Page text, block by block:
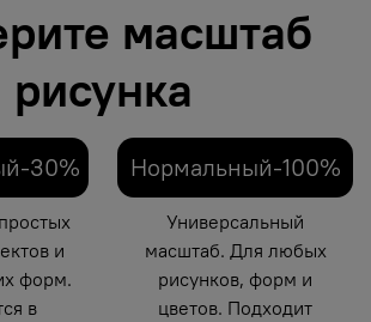
масштаб
рисунка
30%
и
форм.
в
Нормальный-100%
Универсальный
масштаб. Для любых
рисунков, форм и
цветов. Подходит